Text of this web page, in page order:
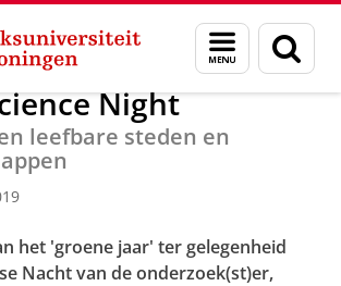
Menu
en
zoeken
Nieuws Nieuwsberichten
Night
leefbare steden en
het 'groene jaar' ter gelegenheid
Nacht van de onderzoek(st)er,